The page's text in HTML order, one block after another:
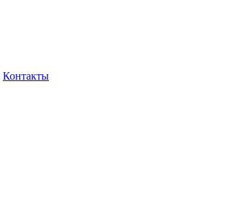
Контакты